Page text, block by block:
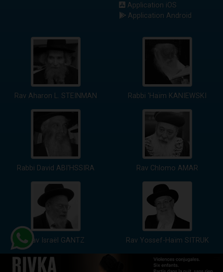
Application iOS
Application Android
Rav Aharon L. STEINMAN Rabbi 'Haïm KANIEWSKI
Rabbi David ABI'HSSIRA Rav Chlomo AMAR
Rav Israël GANTZ Rav Yossef-Haïm SITRUK